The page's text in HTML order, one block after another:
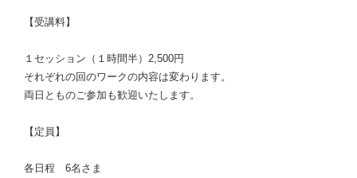
【受講料】
１セッション（１時間半）2,500円
それぞれの回のワークの内容は変わります。
両日とものご参加も歓迎いたします。
【定員】
各日程 6名さま